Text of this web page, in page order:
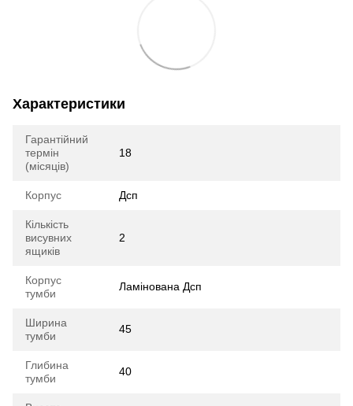
Характеристики
Гарантійний
термін
(місяців)
18
Корпус Дсп
Кількість
висувних
ящиків
2
Корпус
тумби
Ламінована Дсп
Ширина
тумби
45
Глибина
тумби
40